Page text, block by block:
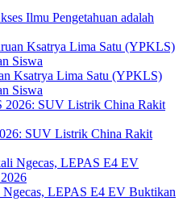
Ilmu Pengetahuan adalah
Ksatrya Lima Satu (YPKLS)
Siswa
SUV Listrik China Rakit
Ngecas, LEPAS E4 EV Buktikan